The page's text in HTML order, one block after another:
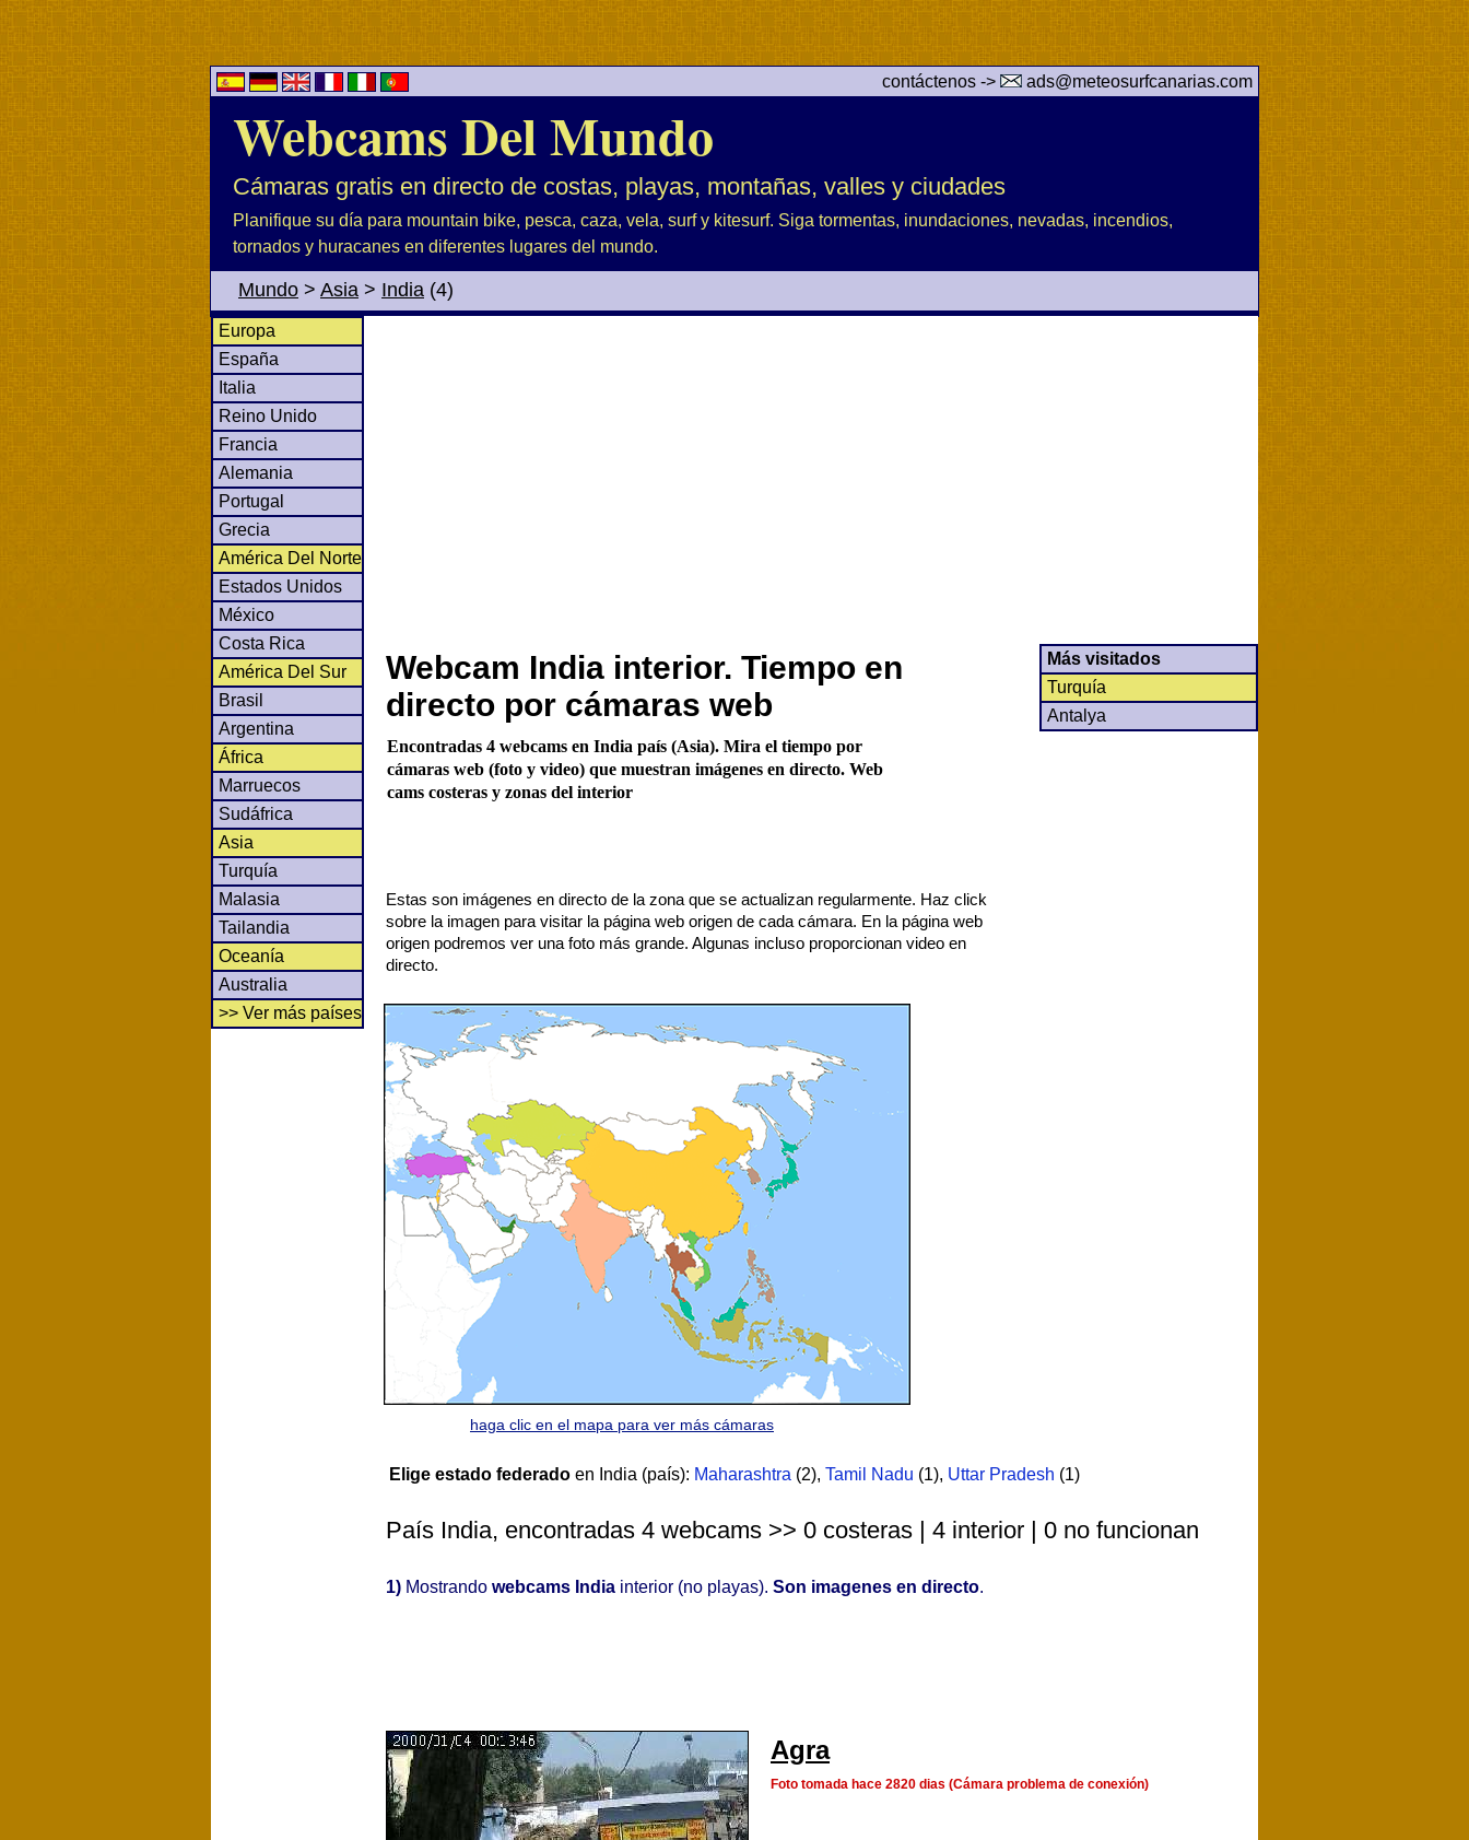
contáctenos -> ads@meteosurfcanarias.com
Webcams Del Mundo
Cámaras gratis en directo de costas, playas, montañas, valles y ciudades
Planifique su día para mountain bike, pesca, caza, vela, surf y kitesurf. Siga tormentas, inundaciones, nevadas, incendios,
tornados y huracanes en diferentes lugares del mundo.
Mundo > Asia > India (4)
Europa
España
Italia
Reino Unido
Francia
Alemania
Portugal
Grecia
América Del Norte
Estados Unidos
México
Costa Rica
América Del Sur
Brasil
Argentina
África
Marruecos
Sudáfrica
Asia
Turquía
Malasia
Tailandia
Oceanía
Australia
>> Ver más países
Webcam India interior. Tiempo en
directo por cámaras web
Encontradas 4 webcams en India país (Asia). Mira el tiempo por
cámaras web (foto y video) que muestran imágenes en directo. Web
cams costeras y zonas del interior
Estas son imágenes en directo de la zona que se actualizan regularmente. Haz click
sobre la imagen para visitar la página web origen de cada cámara. En la página web
origen podremos ver una foto más grande. Algunas incluso proporcionan video en
directo.
haga clic en el mapa para ver más cámaras
Más visitados
Turquía
Antalya
Elige estado federado en India (país): Maharashtra (2), Tamil Nadu (1), Uttar Pradesh (1)
País India, encontradas 4 webcams >> 0 costeras | 4 interior | 0 no funcionan
1) Mostrando webcams India interior (no playas). Son imagenes en directo.
Agra
Foto tomada hace 2820 dias (Cámara problema de conexión)